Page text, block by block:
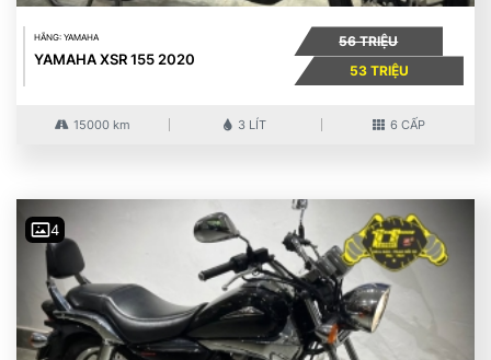
HÃNG: YAMAHA
YAMAHA XSR 155 2020
56 TRIỆU
53 TRIỆU
15000 km 3 LÍT 6 CẤP
4